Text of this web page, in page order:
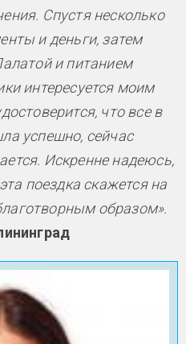
Спустя несколько
и деньги, затем
и питанием
интересуется моим
что все в
успешно, сейчас
Искренне надеюсь,
поездка скажется на
образом».